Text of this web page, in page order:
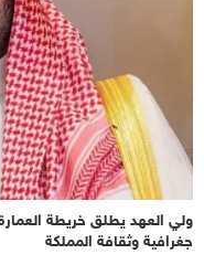
جغرافية وثقافة المملكة